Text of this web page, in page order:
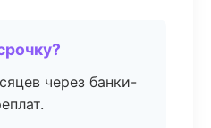
через банки-